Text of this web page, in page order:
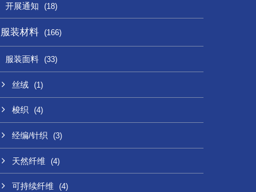
开展通知 (18)
服装材料 (166)
服装面料 (33)
丝绒 (1)
梭织 (4)
经编/针织 (3)
天然纤维 (4)
可持续纤维 (4)